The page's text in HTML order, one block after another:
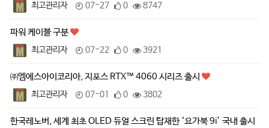
최고관리자
07-27 0 8747
파워 케이블 구분
최고관리자 07-22 0 3921
㈜엠에스아이코리아, 지포스 RTX™ 4060 시리즈 출시
최고관리자 07-01 0 3802
한국레노버, 세계 최초 OLED 듀얼 스크린 탑재한 ‘요가북 9i’ 국내 출시